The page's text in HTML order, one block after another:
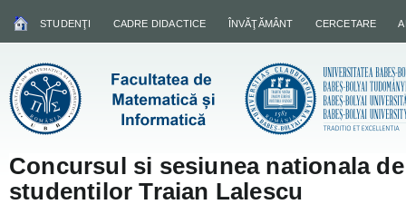
STUDENŢI CADRE DIDACTICE ÎNVĂŢĂMÂNT CERCETARE
Concursul si sesiunea nationala
studentilor Traian Lalescu